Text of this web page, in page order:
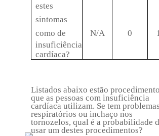
estes
sintomas
como de
N/A 0 1
insuficiência
cardíaca?
Listados abaixo estão
que as pessoas com insuficiência
cardíaca utilizam. Se tem problemas
respiratórios ou inchaço nos
tornozelos, qual é a probabilidade
usar um destes procedimentos?